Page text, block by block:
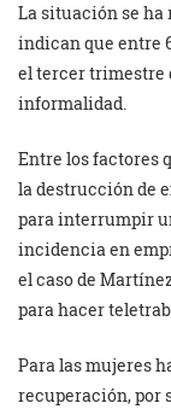
La situación se ha
indican que entre
el tercer trimestre
informalidad.
Entre los factores
la destrucción de
para interrumpir
incidencia en
el caso de
para hacer
Para las mujeres
recuperación, por